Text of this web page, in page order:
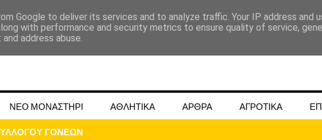
ΝΕΟ ΜΟΝΑΣΤΗΡΙ ΑΘΛΗΤΙΚΑ ΑΡΘΡΑ ΑΓΡΟΤΙΚΑ
Google to deliver its services and to analyze traffic. Your IP address and
with performance and security metrics to ensure quality of service,
address abuse.